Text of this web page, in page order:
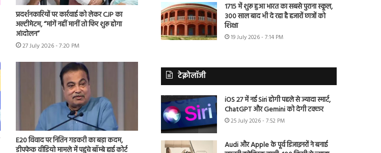
प्रदर्शनकारियों पर कार्रवाई को लेकर CJP का
अल्टीमेटम, “मांगें नहीं मानीं तो फिर शुरू होगा
आंदोलन”
27 July 2026 - 7:20 PM
E20 विवाद पर नितिन गडकरी का बड़ा कदम,
डीपफेक वीडियो मामले में पहुंचे बॉम्बे हाई कोर्ट
1715 में शुरू हुआ भारत का सबसे पुराना स्कूल,
300 साल बाद भी दे रहा है हजारों छात्रों को
शिक्षा
19 July 2026 - 7:14 PM
टेक्नोलॉजी
iOS 27 में नई Siri होगी पहले से ज्यादा स्मार्ट,
ChatGPT और Gemini को देगी टक्कर
25 July 2026 - 7:52 PM
Audi और Apple के पूर्व डिजाइनरों ने बनाई